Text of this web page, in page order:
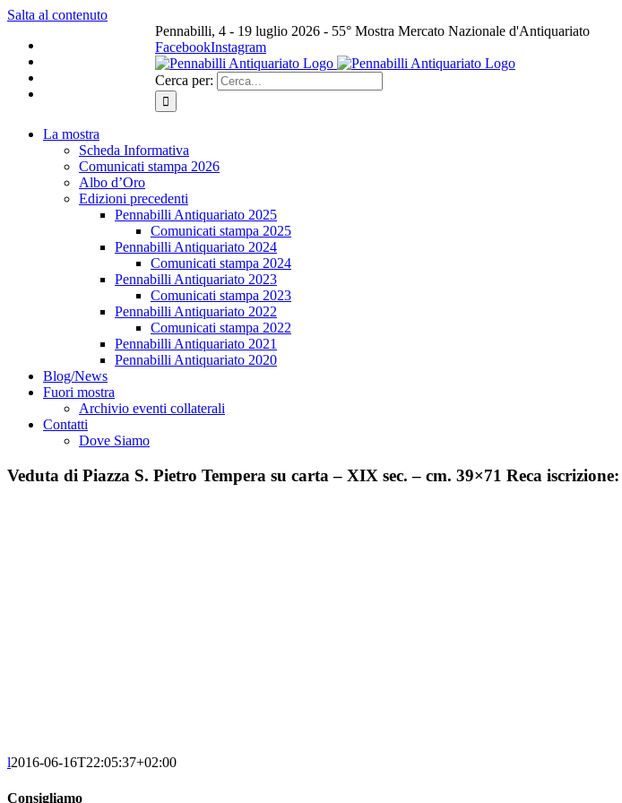
Salta al contenuto
Pennabilli, 4 - 19 luglio 2026 - 55° Mostra Mercato Nazionale d'Antiquariato
FacebookInstagram
Cerca per:
La mostra
Scheda Informativa
Comunicati stampa 2026
Albo d’Oro
Edizioni precedenti
Pennabilli Antiquariato 2025
Comunicati stampa 2025
Pennabilli Antiquariato 2024
Comunicati stampa 2024
Pennabilli Antiquariato 2023
Comunicati stampa 2023
Pennabilli Antiquariato 2022
Comunicati stampa 2022
Pennabilli Antiquariato 2021
Pennabilli Antiquariato 2020
Blog/News
Fuori mostra
Archivio eventi collaterali
Contatti
Dove Siamo
Veduta di Piazza S. Pietro Tempera su carta – XIX sec. – cm. 39×71 Reca
l2016-06-16T22:05:37+02:00
Consigliamo